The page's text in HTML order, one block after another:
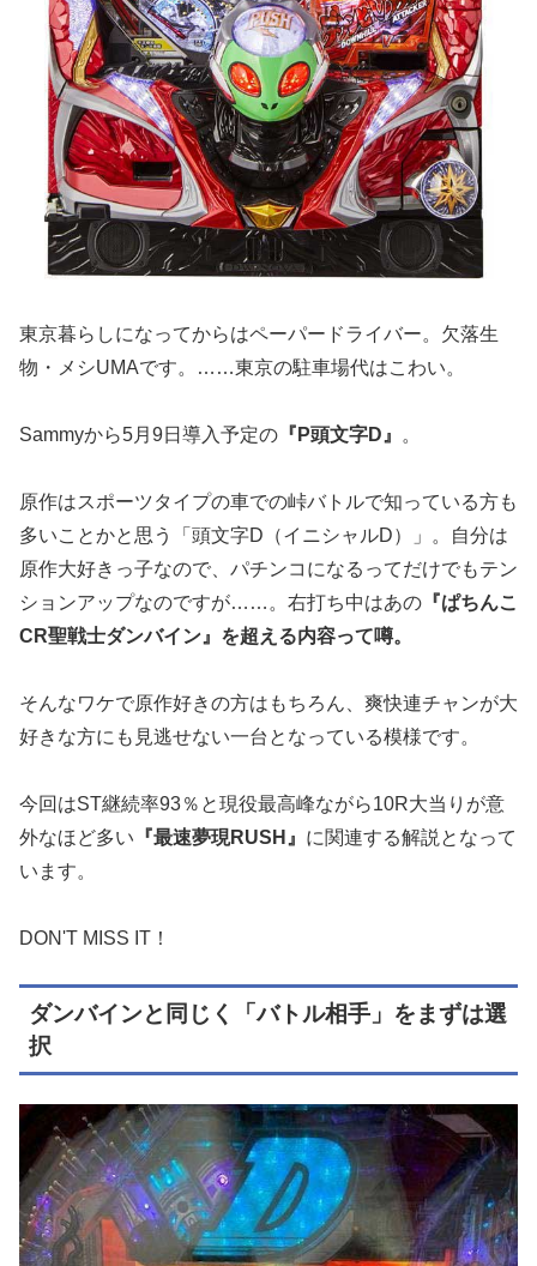
東京暮らしになってからはペーパードライバー。欠落生
物・メシUMAです。……東京の駐車場代はこわい。
Sammyから5月9日導入予定の 『P頭文字D』 。
原作はスポーツタイプの車での峠バトルで知っている方も
多いことかと思う「頭文字D（イニシャルD）」。自分は
原作大好きっ子なので、パチンコになるってだけでもテン
ションアップなのですが……。右打ち中はあの 『ぱちんこ
CR聖戦士ダンバイン』を超える内容って噂。
そんなワケで原作好きの方はもちろん、爽快連チャンが大
好きな方にも見逃せない一台となっている模様です。
今回はST継続率93％と現役最高峰ながら10R大当りが意
外なほど多い 『最速夢現RUSH』 に関連する解説となって
います。
DON'T MISS IT！
ダンバインと同じく「バトル相手」をまずは選
択